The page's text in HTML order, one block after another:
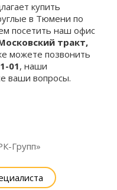
купить
в Тюмени по
посетить наш офис
тракт,
можете позвонить
01, наши
ваши вопросы.
Групп»